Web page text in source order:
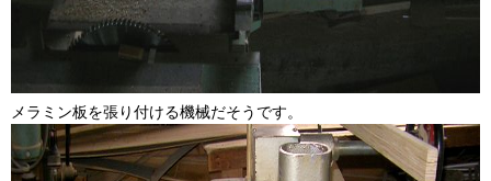
メラミン板を張り付ける機械だそうです。